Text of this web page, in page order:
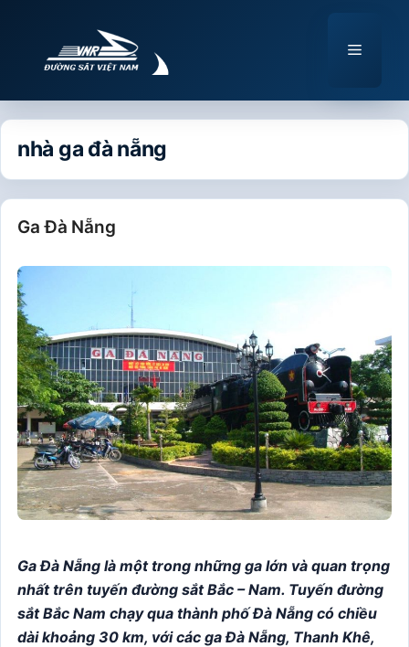
Menu
nhà ga đà nẵng
Ga Đà Nẵng
Ga Đà Nẵng là một trong những ga lớn và quan trọng
nhất trên tuyến đường sắt Bắc – Nam. Tuyến đường
sắt Bắc Nam chạy qua thành phố Đà Nẵng có chiều
dài khoảng 30 km, với các ga Đà Nẵng, Thanh Khê,